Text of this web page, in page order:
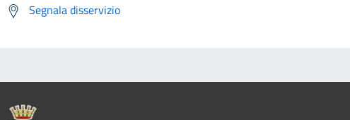
Segnala disservizio